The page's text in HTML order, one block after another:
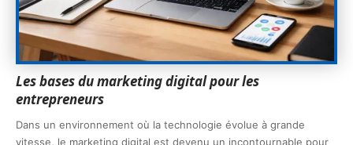
Les bases du marketing digital pour les
entrepreneurs
Dans un environnement où la technologie évolue à grande
vitesse, le marketing digital est devenu un incontournable pour